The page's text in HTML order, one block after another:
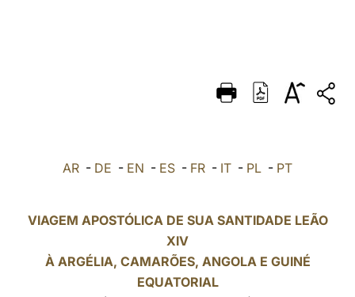
DEUTSCH
العربيّة
LATINE
AR - DE - EN - ES - FR - IT - PL - PT
VIAGEM APOSTÓLICA DE SUA SANTIDADE LEÃO
XIV
À ARGÉLIA, CAMARÕES, ANGOLA E GUINÉ
EQUATORIAL